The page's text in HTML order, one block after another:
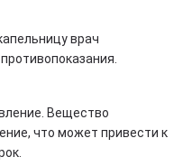
врач
Вещество
что может привести к